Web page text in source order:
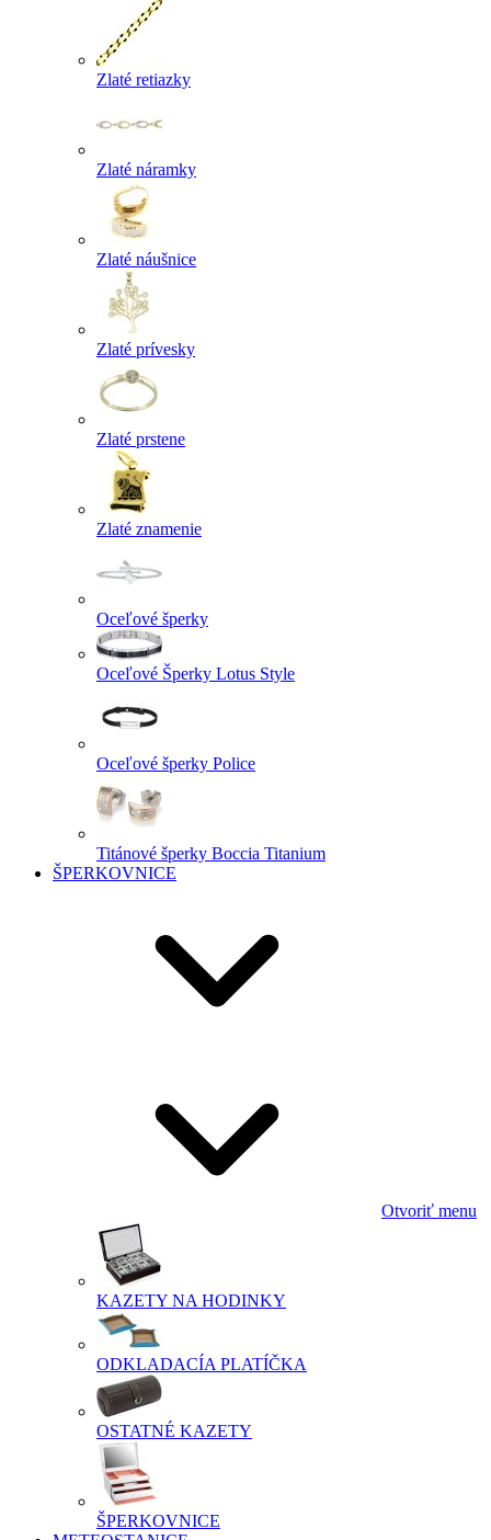
Zlaté retiazky
Zlaté náramky
Zlaté náušnice
Zlaté prívesky
Zlaté prstene
Zlaté znamenie
Oceľové šperky
Oceľové Šperky Lotus Style
Oceľové šperky Police
Titánové šperky Boccia Titanium
ŠPERKOVNICE
Otvoriť menu
KAZETY NA HODINKY
ODKLADACÍA PLATÍČKA
OSTATNÉ KAZETY
ŠPERKOVNICE